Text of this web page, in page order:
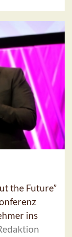
the Future”
ins